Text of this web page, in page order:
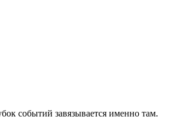
событий завязывается именно там.